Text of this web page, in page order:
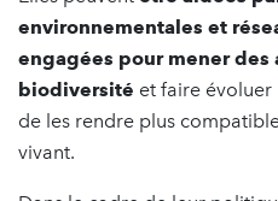
environnementales et
engagées pour mener des
biodiversité et faire évoluer
de les rendre plus
vivant.